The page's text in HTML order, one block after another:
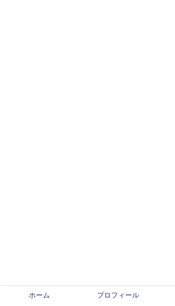
ホーム プロフィール